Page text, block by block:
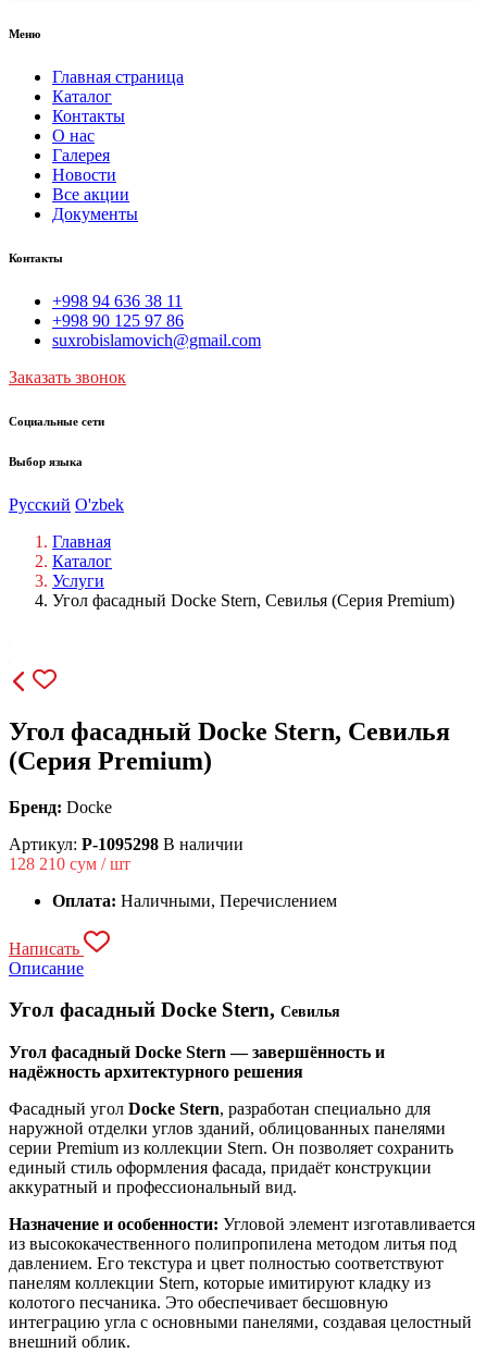
Меню
Главная страница
Каталог
Контакты
О нас
Галерея
Новости
Все акции
Документы
Контакты
+998 94 636 38 11
+998 90 125 97 86
suxrobislamovich@gmail.com
Заказать звонок
Социальные сети
Выбор языка
Русский O'zbek
Главная
Каталог
Услуги
Угол фасадный Docke Stern, Севилья (Серия Premium)
Угол фасадный Docke Stern, Севилья
(Серия Premium)
Бренд: Docke
Артикул: P-1095298 В наличии
128 210 сум / шт
Оплата: Наличными, Перечислением
Написать
Описание
Угол фасадный Docke Stern, Севилья
Угол фасадный Docke Stern — завершённость и
надёжность архитектурного решения
Фасадный угол Docke Stern, разработан специально для
наружной отделки углов зданий, облицованных панелями
серии Premium из коллекции Stern. Он позволяет сохранить
единый стиль оформления фасада, придаёт конструкции
аккуратный и профессиональный вид.
Назначение и особенности: Угловой элемент изготавливается
из высококачественного полипропилена методом литья под
давлением. Его текстура и цвет полностью соответствуют
панелям коллекции Stern, которые имитируют кладку из
колотого песчаника. Это обеспечивает бесшовную
интеграцию угла с основными панелями, создавая целостный
внешний облик.